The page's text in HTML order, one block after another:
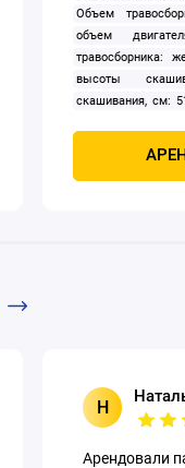
Объем
объем
травосборника:
высоты
скашивания, см:
Мощность, кВт:
Н
Арендовали